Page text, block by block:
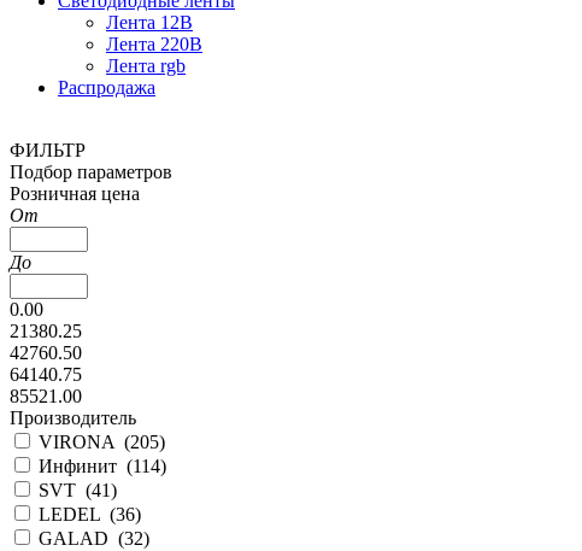
Лента 12В
Лента 220В
Лента rgb
Распродажа
ФИЛЬТР
Подбор параметров
Розничная цена
От
До
0.00
21380.25
42760.50
64140.75
85521.00
Производитель
VIRONA (205)
Инфинит (114)
SVT (41)
LEDEL (36)
GALAD (32)